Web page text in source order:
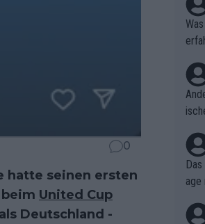
0
hatte seinen ersten
United Cup
Deutschland -
age
ben.